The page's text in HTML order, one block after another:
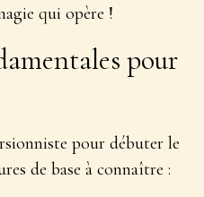
qui opère !
pour
pour débuter le
de base à connaître :